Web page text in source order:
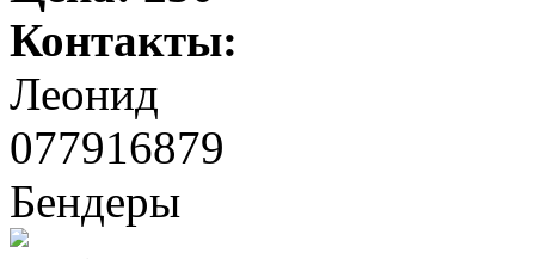
Контакты:
Леонид
077916879
Бендеры